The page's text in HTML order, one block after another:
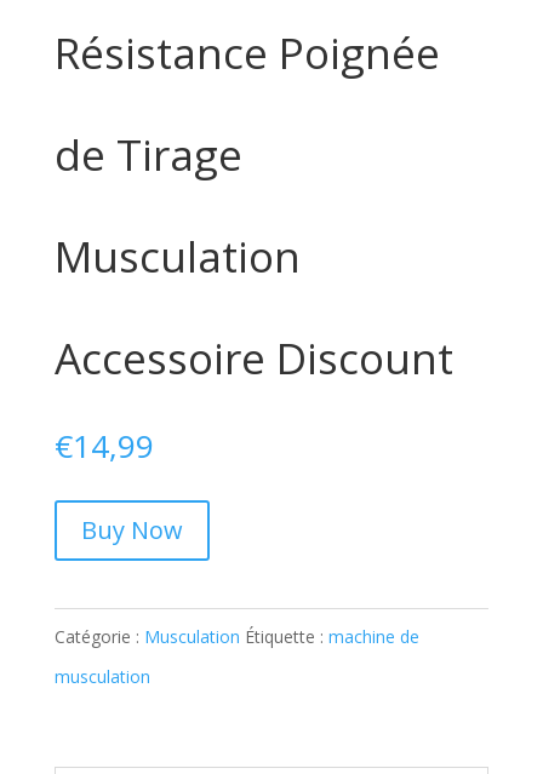
Résistance Poignée
de Tirage
Musculation
Accessoire Discount
€14,99
Buy Now
Catégorie : Musculation Étiquette : machine de
musculation